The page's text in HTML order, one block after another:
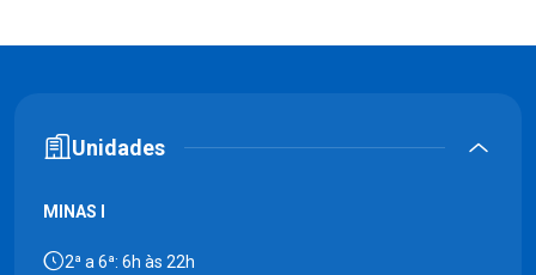
Unidades
MINAS I
2ª a 6ª: 6h às 22h